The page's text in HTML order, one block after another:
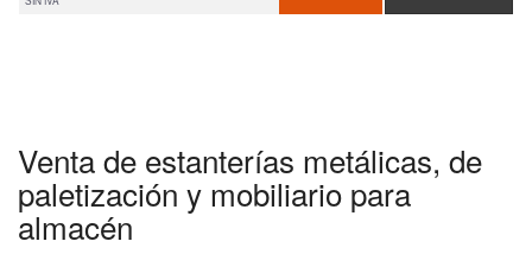
Venta de estanterías metálicas, de
paletización y mobiliario para
almacén